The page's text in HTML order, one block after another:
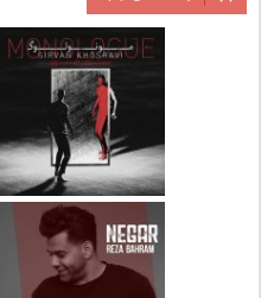
دانلود آلبوم جدید سیروان
خسروی بنام مونولوگ